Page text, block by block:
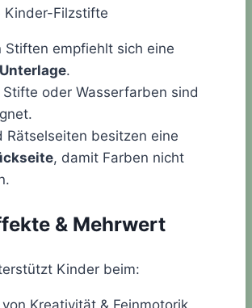
Kinder-Filzstifte
Stiften empfiehlt sich eine
.
oder Wasserfarben sind
Rätselseiten besitzen eine
, damit Farben nicht
& Mehrwert
Kinder beim:
Kreativität & Feinmotorik